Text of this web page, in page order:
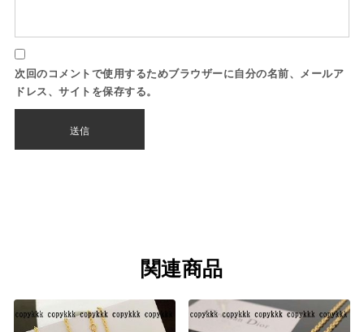
次回のコメントで使用するためブラウザーに自分の名前、メールア
ドレス、サイトを保存する。
関連商品